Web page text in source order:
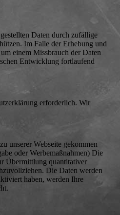
Daten durch zufällige
Im Falle der Erhebung und
einem Missbrauch der Daten
Entwicklung fortlaufend
erforderlich. Wir
unserer Webseite gekommen
oder Werbemaßnahmen) Die
Übermittlung quantitativer
Die Daten werden
haben, werden Ihre